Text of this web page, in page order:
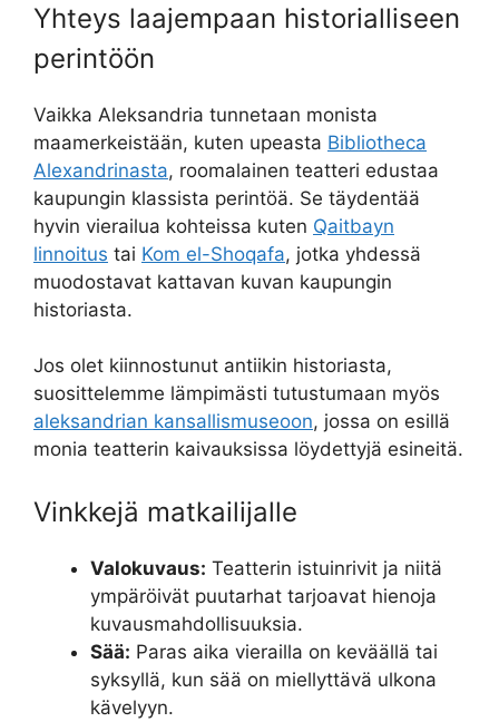
Yhteys laajempaan historialliseen
perintöön
Vaikka Aleksandria tunnetaan monista
maamerkeistään, kuten upeasta Bibliotheca
Alexandrinasta, roomalainen teatteri edustaa
kaupungin klassista perintöä. Se täydentää
hyvin vierailua kohteissa kuten Qaitbayn
linnoitus tai Kom el-Shoqafa, jotka yhdessä
muodostavat kattavan kuvan kaupungin
historiasta.
Jos olet kiinnostunut antiikin historiasta,
suosittelemme lämpimästi tutustumaan myös
aleksandrian kansallismuseoon, jossa on esillä
monia teatterin kaivauksissa löydettyjä esineitä.
Vinkkejä matkailijalle
Valokuvaus: Teatterin istuinrivit ja niitä
ympäröivät puutarhat tarjoavat hienoja
kuvausmahdollisuuksia.
Sää: Paras aika vierailla on keväällä tai
syksyllä, kun sää on miellyttävä ulkona
kävelyyn.